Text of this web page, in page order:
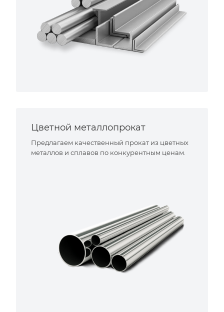
Цветной металлопрокат
Предлагаем качественный прокат из цветных
металлов и сплавов по конкурентным ценам.